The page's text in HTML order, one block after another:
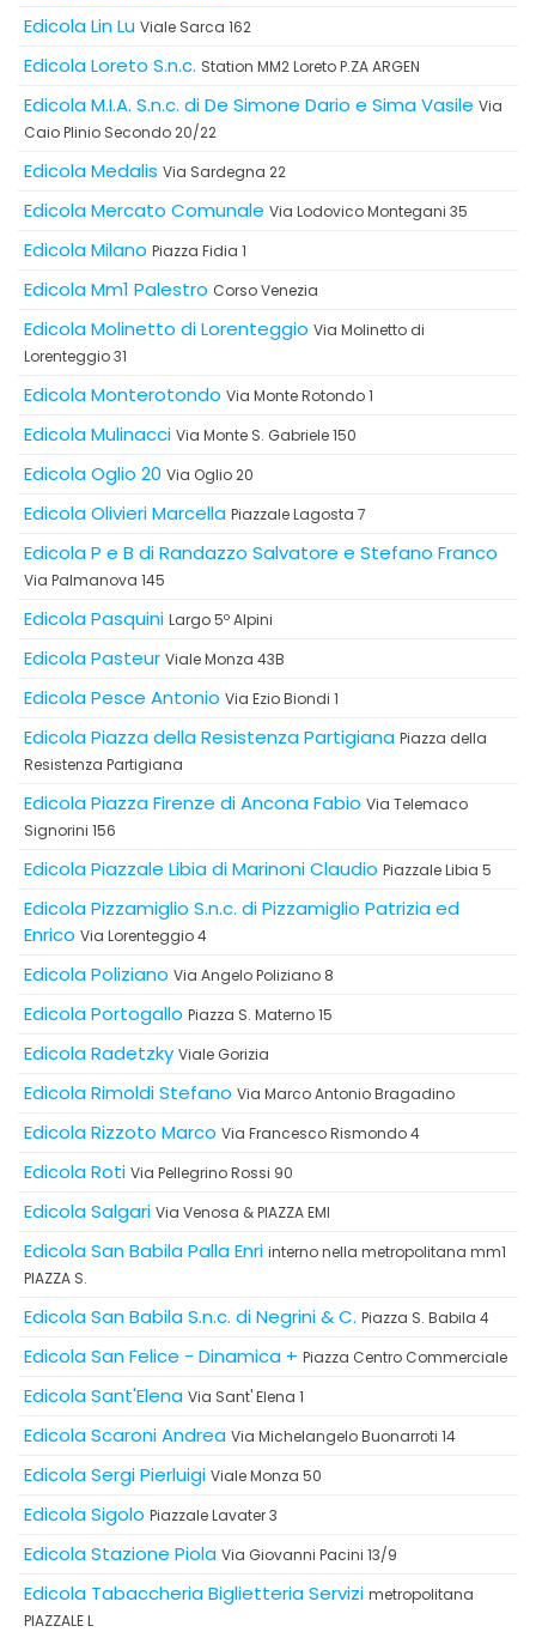
Edicola Lin Lu Viale Sarca 162
Edicola Loreto S.n.c. Station MM2 Loreto P.ZA ARGEN
Edicola M.I.A. S.n.c. di De Simone Dario e Sima Vasile Via
Caio Plinio Secondo 20/22
Edicola Medalis Via Sardegna 22
Edicola Mercato Comunale Via Lodovico Montegani 35
Edicola Milano Piazza Fidia 1
Edicola Mm1 Palestro Corso Venezia
Edicola Molinetto di Lorenteggio Via Molinetto di
Lorenteggio 31
Edicola Monterotondo Via Monte Rotondo 1
Edicola Mulinacci Via Monte S. Gabriele 150
Edicola Oglio 20 Via Oglio 20
Edicola Olivieri Marcella Piazzale Lagosta 7
Edicola P e B di Randazzo Salvatore e Stefano Franco
Via Palmanova 145
Edicola Pasquini Largo 5º Alpini
Edicola Pasteur Viale Monza 43B
Edicola Pesce Antonio Via Ezio Biondi 1
Edicola Piazza della Resistenza Partigiana Piazza della
Resistenza Partigiana
Edicola Piazza Firenze di Ancona Fabio Via Telemaco
Signorini 156
Edicola Piazzale Libia di Marinoni Claudio Piazzale Libia 5
Edicola Pizzamiglio S.n.c. di Pizzamiglio Patrizia ed
Enrico Via Lorenteggio 4
Edicola Poliziano Via Angelo Poliziano 8
Edicola Portogallo Piazza S. Materno 15
Edicola Radetzky Viale Gorizia
Edicola Rimoldi Stefano Via Marco Antonio Bragadino
Edicola Rizzoto Marco Via Francesco Rismondo 4
Edicola Roti Via Pellegrino Rossi 90
Edicola Salgari Via Venosa & PIAZZA EMI
Edicola San Babila Palla Enri interno nella metropolitana mm1
PIAZZA S.
Edicola San Babila S.n.c. di Negrini & C. Piazza S. Babila 4
Edicola San Felice - Dinamica + Piazza Centro Commerciale
Edicola Sant'Elena Via Sant' Elena 1
Edicola Scaroni Andrea Via Michelangelo Buonarroti 14
Edicola Sergi Pierluigi Viale Monza 50
Edicola Sigolo Piazzale Lavater 3
Edicola Stazione Piola Via Giovanni Pacini 13/9
Edicola Tabaccheria Biglietteria Servizi metropolitana
PIAZZALE L